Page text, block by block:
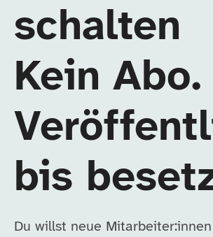
schalten
Kein Abo.
bis
Du willst neue